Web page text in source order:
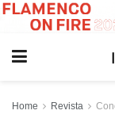
Home Revista